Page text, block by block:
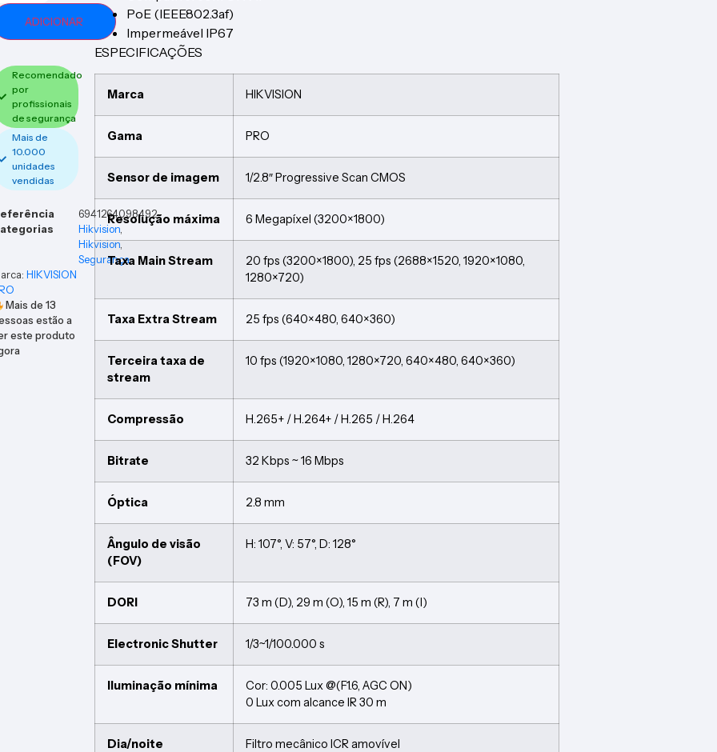
ADICIONAR
Recomendado
por
profissionais
de segurança
Mais de
10.000
unidades
vendidas
6941264098492
Hikvision,
Hikvision,
Segurança
HIKVISION
Mais de13
estão a
este produto
PoE (IEEE802.3af)
Impermeável IP67
ESPECIFICAÇÕES
Marca HIKVISION
Gama PRO
Sensor de imagem 1/2.8″ Progressive Scan CMOS
Resolução máxima 6 Megapíxel (3200×1800)
Taxa Main Stream
20 fps (3200×1800), 25 fps (2688×1520, 1920×1080,
1280×720)
Taxa Extra Stream 25 fps (640×480, 640×360)
Terceira taxa de
stream
10 fps (1920×1080, 1280×720, 640×480, 640×360)
Compressão H.265+ / H.264+ / H.265 / H.264
Bitrate 32 Kbps ~ 16 Mbps
Óptica 2.8 mm
Ângulo de visão
(FOV)
H: 107°, V: 57°, D: 128°
DORI 73 m (D), 29 m (O), 15 m (R), 7 m (I)
Electronic Shutter 1/3~1/100.000 s
Iluminação mínima
Cor: 0.005 Lux @(F1.6, AGC ON)
0 Lux com alcance IR 30 m
Dia/noite Filtro mecânico ICR amovível